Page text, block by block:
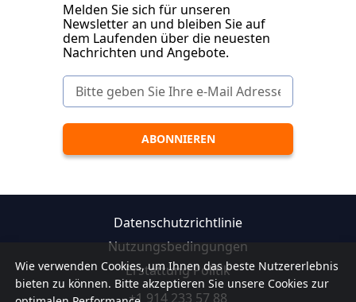
Wie verwenden Cookies, um Ihnen das beste Nutzererlebnis
bieten zu können. Bitte akzeptieren Sie unsere Cookies zur
Melden Sie sich für unseren
Newsletter an und bleiben Sie auf
dem Laufenden über die neuesten
Nachrichten und Angebote.
Datenschutzrichtlinie
Nutzungsbedingungen
Erstattung Politik
+1 914 233 57 88